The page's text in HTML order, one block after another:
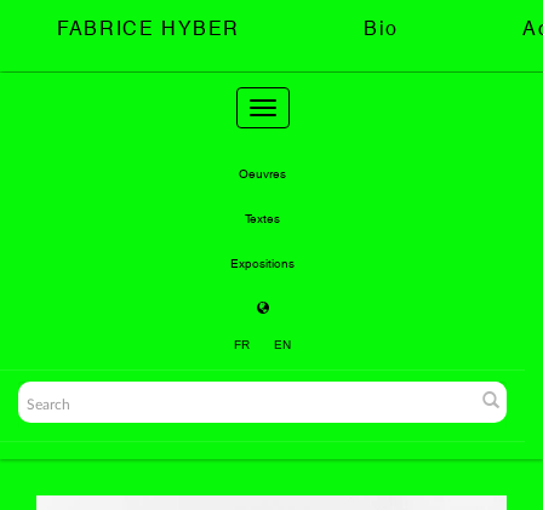
FABRICE HYBER Bio
Toggle
navigation
Oeuvres
Textes
Expositions
FR EN